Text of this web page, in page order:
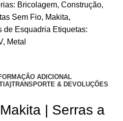
Bricolagem, Construção,
Sem Fio, Makita,
de Esquadria Etiquetas:
, Metal
ADICIONAL
TRANSPORTE & DEVOLUÇÕES
| Serras a